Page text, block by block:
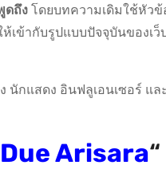
ดถึงโดยบทความเดิมใช้หัวข้
ข้ากับรูปแบบปัจจุบันของเ
นักแสดง อินฟลูเอนเซอร์
Due Arisara“